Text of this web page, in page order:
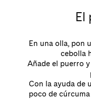
El
En una olla, pon
cebolla
Añade el puerro
Con la ayuda de
poco de